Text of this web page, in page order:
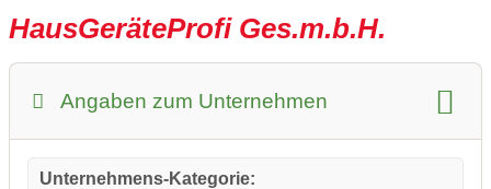
HausGeräteProfi Ges.m.b.H.
Angaben zum Unternehmen
Unternehmens-Kategorie: